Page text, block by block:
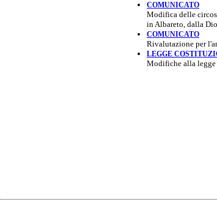
COMUNICATO
Modifica delle
in Albareto, dalla
COMUNICATO
Rivalutazione per
LEGGE
Modifiche alla legge